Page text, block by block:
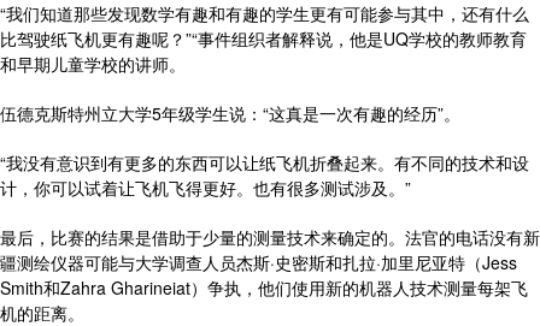
“我们知道那些发现数学有趣和有趣的学生更有可能参与其中，还有什么
比驾驶纸飞机更有趣呢？”“事件组织者解释说，他是UQ学校的教师教育
和早期儿童学校的讲师。
伍德克斯特州立大学5年级学生说：“这真是一次有趣的经历”。
“我没有意识到有更多的东西可以让纸飞机折叠起来。有不同的技术和设
计，你可以试着让飞机飞得更好。也有很多测试涉及。”
最后，比赛的结果是借助于少量的测量技术来确定的。法官的电话没有新
疆测绘仪器可能与大学调查人员杰斯·史密斯和扎拉·加里尼亚特（Jess
Smith和Zahra Gharineiat）争执，他们使用新的机器人技术测量每架飞
机的距离。